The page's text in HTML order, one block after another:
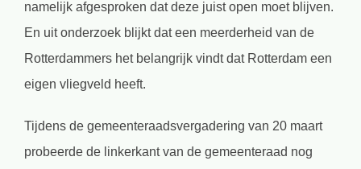
namelijk afgesproken dat deze juist open moet blijven.
En uit onderzoek blijkt dat een meerderheid van de
Rotterdammers het belangrijk vindt dat Rotterdam een
eigen vliegveld heeft.
Tijdens de gemeenteraadsvergadering van 20 maart
probeerde de linkerkant van de gemeenteraad nog